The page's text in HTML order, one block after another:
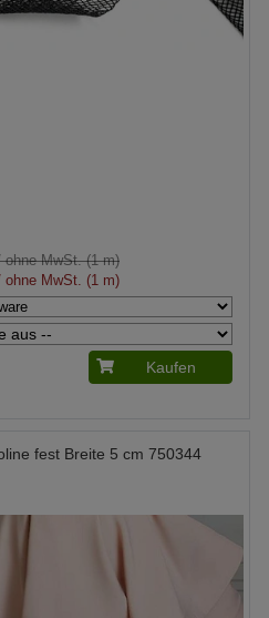
MwSt. (1 m)
ohne MwSt. (1 m)
Kaufen
fest Breite 5 cm 750344